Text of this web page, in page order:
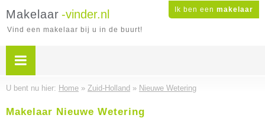
Ik ben een makelaar
Makelaar -vinder.nl
Vind een makelaar bij u in de buurt!
U bent nu hier: Home » Zuid-Holland » Nieuwe Wetering
Makelaar Nieuwe Wetering